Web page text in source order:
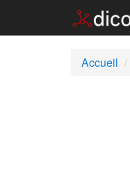
Accueil